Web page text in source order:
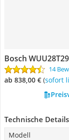
Bosch
14
ab 838,00 € ( Sofort
Technische Details
Modell